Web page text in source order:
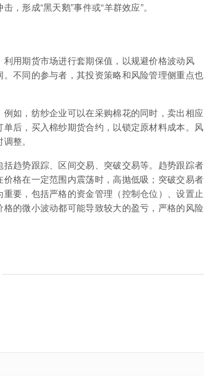
形成“黑天鹅”事件或“羊群效应”。
用期货市场进行套期保值，以规避价格波动风
不同的参与者，其投资策略和风险管理侧重点也
如，纺纱企业可以在采购棉花的同时，卖出相应
后，买入棉纱期货合约，以锁定原材料成本。风
整。
趋势跟踪、区间交易、突破交易等。趋势跟踪者
格在一定范围内震荡时，高抛低吸；突破交易者
要，包括严格的资金管理（控制仓位）、设置止
的微小波动都可能导致较大的盈亏，严格的风险